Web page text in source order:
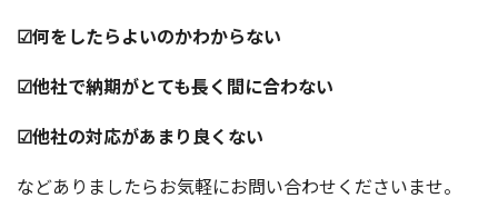
☑何をしたらよいのかわからない
☑他社で納期がとても長く間に合わない
☑他社の対応があまり良くない
などありましたらお気軽にお問い合わせくださいませ。